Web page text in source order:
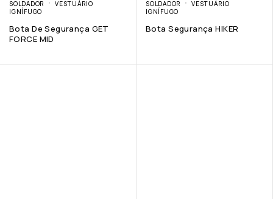
SOLDADOR
VESTUÁRIO
IGNÍFUGO
Bota De Segurança GET
FORCE MID
SOLDADOR
VESTUÁRIO
IGNÍFUGO
Bota Segurança HIKER